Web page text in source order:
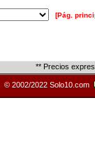
[Pág.
** Precios
© 2002/2022 Solo10.com